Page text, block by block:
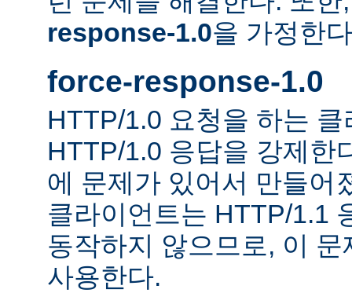
response-1.0을 가정한
force-response-1.0
HTTP/1.0 요청을 하는
HTTP/1.0 응답을 강제한
에 문제가 있어서 만들어
클라이언트는 HTTP/1.1
동작하지 않으므로, 이
사용한다.